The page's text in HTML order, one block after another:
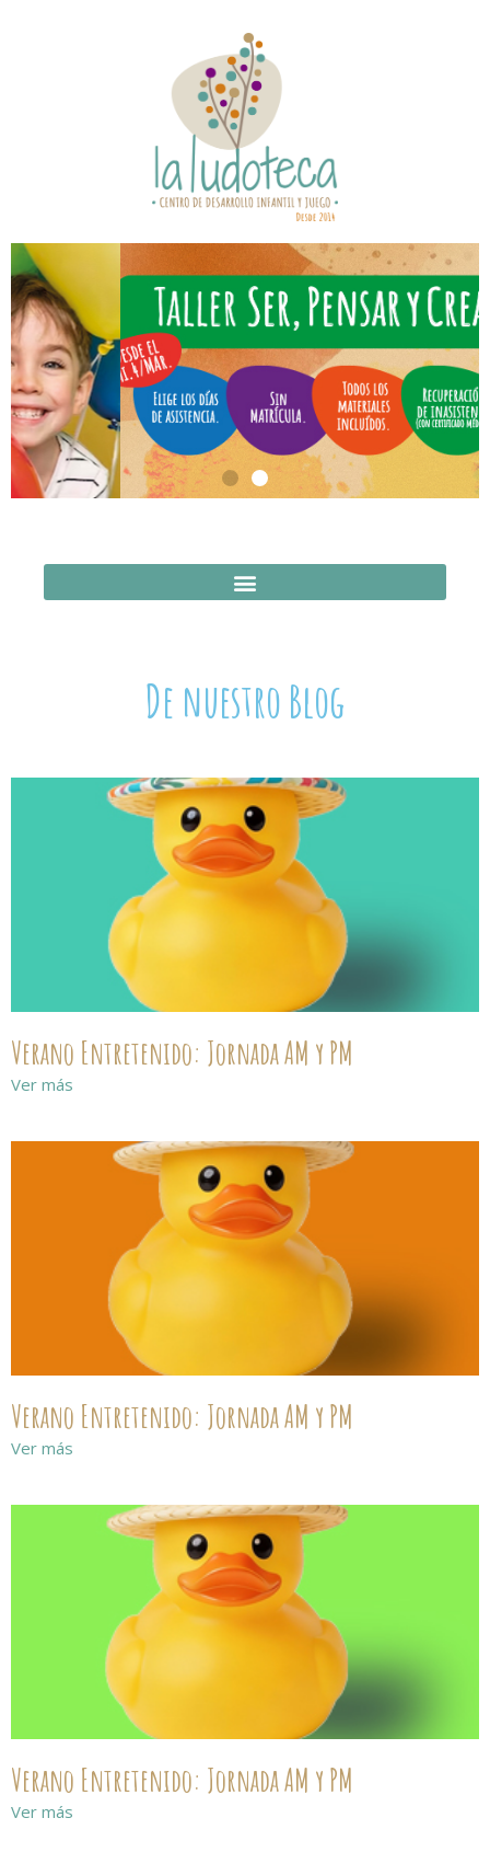
De nuestro Blog
Verano Entretenido: Jornada AM y PM
Ver más
Verano Entretenido: Jornada AM y PM
Ver más
Verano Entretenido: Jornada AM y PM
Ver más